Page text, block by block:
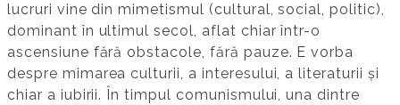
lucruri vine din mimetismul (cultural, social, politic),
dominant în ultimul secol, aflat chiar într-o
ascensiune fără obstacole, fără pauze. E vorba
despre mimarea culturii, a interesului, a literaturii și
chiar a iubirii. În timpul comunismului, una dintre